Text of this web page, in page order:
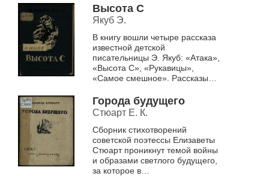
поры, влюбленной в жизнь,
переживающей ...
Высота С
Якуб Э.
В книгу вошли четыре рассказа
известной детской
писательницы Э. Якуб: «Атака»,
«Высота С», «Рукавицы»,
«Самое смешное». Рассказы
среднего и старшего школьного
возраста
Города будущего
Стюарт Е. К.
Сборник стихотворений
советской поэтессы Елизаветы
Стюарт проникнут темой войны
и образами светлого будущего,
за которое в